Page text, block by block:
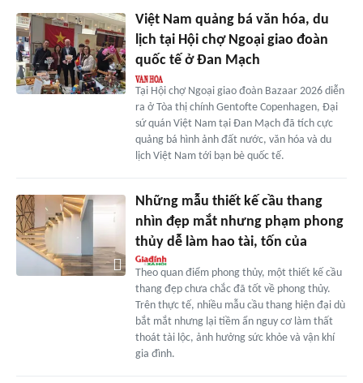
Việt Nam quảng bá văn hóa, du
lịch tại Hội chợ Ngoại giao đoàn
quốc tế ở Đan Mạch
Tại Hội chợ Ngoại giao đoàn Bazaar 2026 diễn
ra ở Tòa thị chính Gentofte Copenhagen, Đại
sứ quán Việt Nam tại Đan Mạch đã tích cực
quảng bá hình ảnh đất nước, văn hóa và du
lịch Việt Nam tới bạn bè quốc tế.
Những mẫu thiết kế cầu thang
nhìn đẹp mắt nhưng phạm phong
thủy dễ làm hao tài, tốn của
Theo quan điểm phong thủy, một thiết kế cầu
thang đẹp chưa chắc đã tốt về phong thủy.
Trên thực tế, nhiều mẫu cầu thang hiện đại dù
bắt mắt nhưng lại tiềm ẩn nguy cơ làm thất
thoát tài lộc, ảnh hưởng sức khỏe và vận khí
gia đình.